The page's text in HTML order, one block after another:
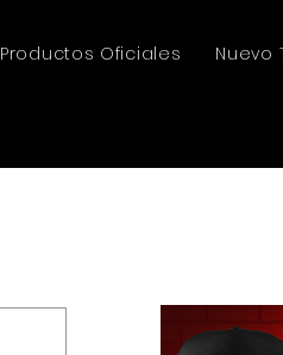
Productos Oficiales Nuevo